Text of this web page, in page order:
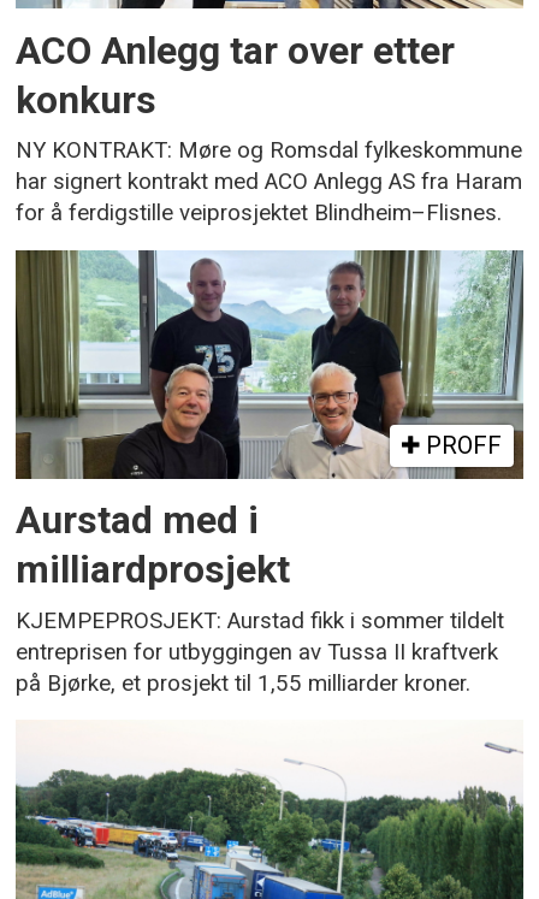
ACO Anlegg tar over etter
konkurs
NY KONTRAKT: Møre og Romsdal fylkeskommune
har signert kontrakt med ACO Anlegg AS fra Haram
for å ferdigstille veiprosjektet Blindheim–Flisnes.
PROFF
Aurstad med i
milliardprosjekt
KJEMPEPROSJEKT: Aurstad fikk i sommer tildelt
entreprisen for utbyggingen av Tussa II kraftverk
på Bjørke, et prosjekt til 1,55 milliarder kroner.